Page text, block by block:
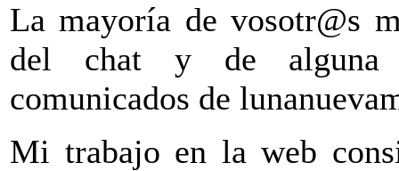
La mayoría de vosotr@s
del chat y de alguna
comunicados de
Mi trabajo en la web